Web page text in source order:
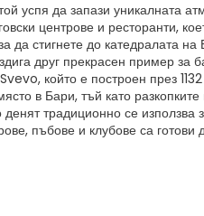
успя да запази уникалната
центрове и ресторанти,
да стигнете до катедралата
друг прекрасен пример за
който е построен през
в Бари, тъй като
традиционно се
пъбове и клубове са готови